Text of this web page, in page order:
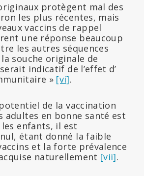
protègent mal des
les plus récentes, mais
vaccins de rappel
une réponse beaucoup
les autres séquences
souche originale de
indicatif de l’effet d’
» [vi].
de la vaccination
adultes en bonne santé est
enfants, il est
étant donné la faible
et la forte prévalence
naturellement [vii].